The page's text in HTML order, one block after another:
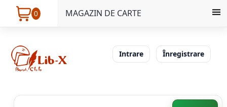
0 MAGAZIN DE CARTE
Intrare Înregistrare